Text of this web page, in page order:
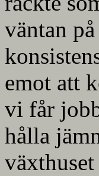
väntan
emot att
vi får
hålla